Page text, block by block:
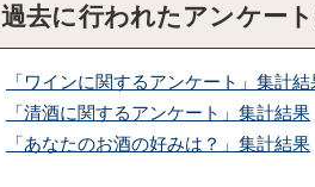
過去に行われたアンケー
「ワインに関するアンケート」集計結
「清酒に関するアンケート」集計結果
「あなたのお酒の好みは？」集計結果